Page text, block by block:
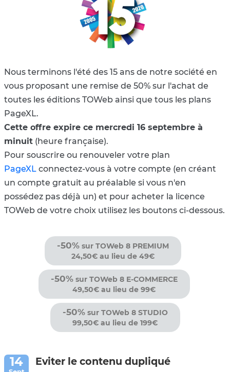
Nous terminons l'été des 15 ans de notre société en
vous proposant une remise de 50% sur l'achat de
toutes les éditions TOWeb ainsi que tous les plans
PageXL.
Cette offre expire ce mercredi 16 septembre à
minuit (heure française).
Pour souscrire ou renouveler votre plan
PageXL connectez-vous à votre compte (en créant
un compte gratuit au préalable si vous n'en
possédez pas déjà un) et pour acheter la licence
TOWeb de votre choix utilisez les boutons ci-dessous.
-50% sur TOWeb 8 PREMIUM
24,50€ au lieu de 49€
-50%sur TOWeb 8 E-COMMERCE
49,50€ au lieu de 99€
-50%sur TOWeb 8 STUDIO
99,50€ au lieu de 199€
Eviter le contenu dupliqué